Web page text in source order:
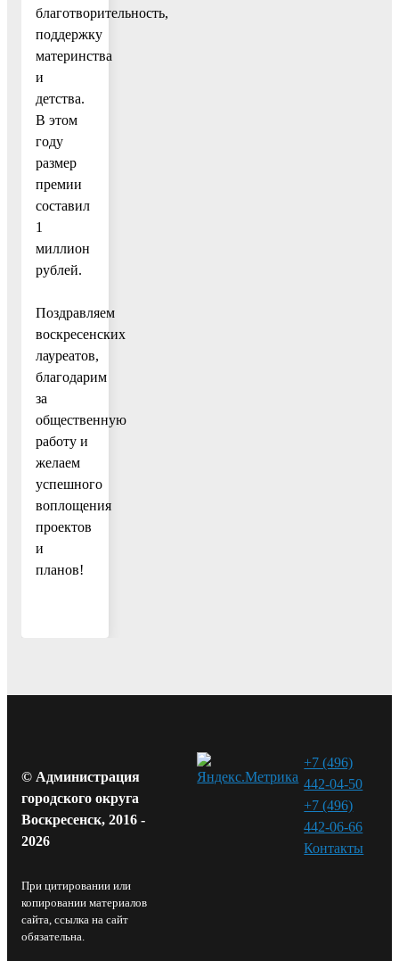
благотворительность,
поддержку
материнства
и
детства.
В этом
году
размер
премии
составил
1
миллион
рублей.
Поздравляем
воскресенских
лауреатов,
благодарим
за
общественную
работу и
желаем
успешного
воплощения
проектов
и
планов!
© Администрация
городского округа
Воскресенск, 2016 -
2026
При цитировании или
копировании материалов
сайта, ссылка на сайт
обязательна.
+7 (496)
442-04-50
+7 (496)
442-06-66
Контакты⁠